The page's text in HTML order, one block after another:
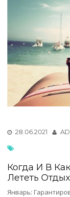
28.06.2021
Когда И В
Лететь
Январь: